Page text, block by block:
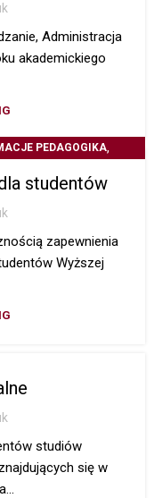
Administracja
akademickiego
PEDAGOGIKA,
studentów
zapewnienia
Wyższej
studiów
się w